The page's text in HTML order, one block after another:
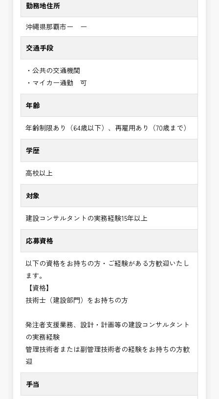
勤務地住所
沖縄県那覇市ー ー
交通手段
・公共の交通機関
・マイカー通勤 可
年齢
年齢制限あり（64歳以下）、再雇用あり（70歳まで）
学歴
高校以上
対象
建設コンサルタントの実務経験15年以上
応募資格
以下の資格をお持ちの方・ご経験がある方歓迎いたし
ます。
【資格】
技術士（建設部門）をお持ちの方
発注者支援業務、設計・計画等の建設コンサルタント
の実務経験
管理技術者または副管理技術者の経験をお持ちの方歓
迎
手当